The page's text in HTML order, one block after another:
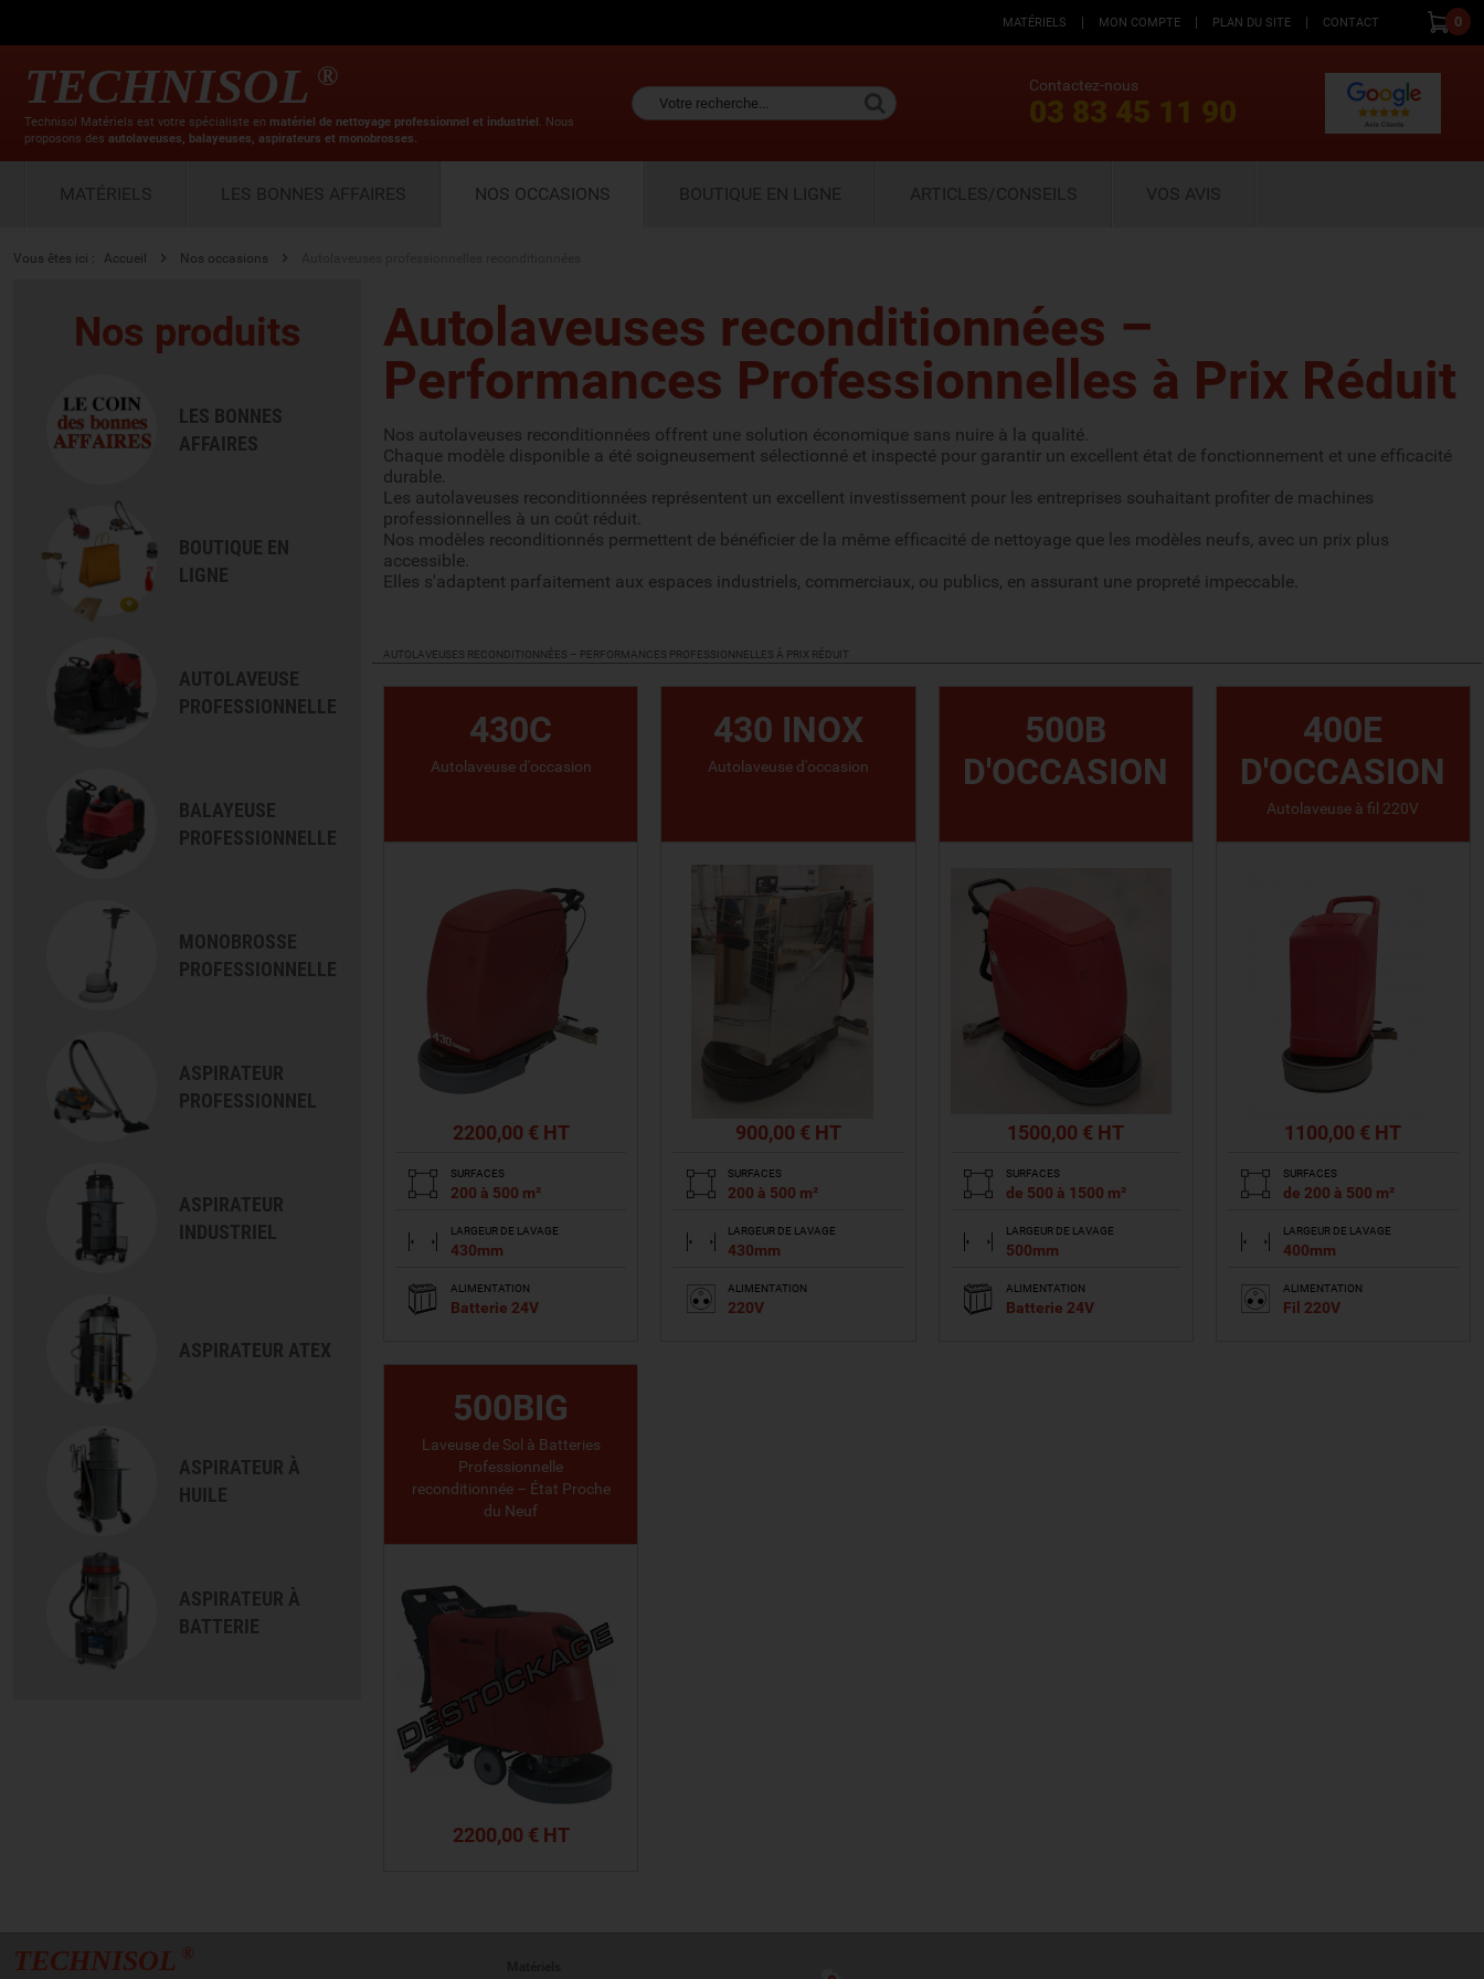
0
MATÉRIELS | MON COMPTE | PLAN DU SITE | CONTACT
TECHNISOL ®
Technisol Matériels est votre spécialiste en matériel de nettoyage professionnel et industriel . Nous
proposons des autolaveuses, balayeuses, aspirateurs et monobrosses.
Contactez-nous
03 83 45 11 90
MATÉRIELS LES BONNES AFFAIRES NOS OCCASIONS BOUTIQUE EN LIGNE ARTICLES/CONSEILS VOS AVIS
Vous êtes ici : Accueil Nos occasions
Autolaveuses reconditionnées –
Performances Professionnelles à Prix Réduit
Nos autolaveuses reconditionnées offrent une solution économique sans nuire à la qualité.
Chaque modèle disponible a été soigneusement sélectionné et inspecté pour garantir un excellent état de fonctionnement et une efficacité
durable.
Les autolaveuses reconditionnées représentent un excellent investissement pour les entreprises souhaitant profiter de machines
professionnelles à un coût réduit.
Nos modèles reconditionnés permettent de bénéficier de la même efficacité de nettoyage que les modèles neufs, avec un prix plus
accessible.
Elles s'adaptent parfaitement aux espaces industriels, commerciaux, ou publics, en assurant une propreté impeccable.
AUTOLAVEUSES RECONDITIONNÉES – PERFORMANCES PROFESSIONNELLES À PRIX RÉDUIT
430C
Autolaveuse d'occasion
2200,00 € HT
SURFACES
200 à 500 m²
LARGEUR DE LAVAGE
430mm
ALIMENTATION
Batterie 24V
430 INOX
Autolaveuse d'occasion
900,00 € HT
SURFACES
200 à 500 m²
LARGEUR DE LAVAGE
430mm
ALIMENTATION
220V
500B
D'OCCASION
1500,00 € HT
SURFACES
de 500 à 1500 m²
LARGEUR DE LAVAGE
500mm
ALIMENTATION
Batterie 24V
400E
D'OCCASION
Autolaveuse à fil 220V
1100,00 € HT
SURFACES
de 200 à 500 m²
LARGEUR DE LAVAGE
400mm
ALIMENTATION
Fil 220V
500BIG
Laveuse de Sol à Batteries
Professionnelle
reconditionnée – État Proche
du Neuf
2200,00 € HT
Nos produits
LES BONNES
AFFAIRES
BOUTIQUE EN
LIGNE
AUTOLAVEUSE
PROFESSIONNELLE
BALAYEUSE
PROFESSIONNELLE
MONOBROSSE
PROFESSIONNELLE
ASPIRATEUR
PROFESSIONNEL
ASPIRATEUR
INDUSTRIEL
ASPIRATEUR ATEX
ASPIRATEUR À
HUILE
ASPIRATEUR À
BATTERIE
TECHNISOL ®